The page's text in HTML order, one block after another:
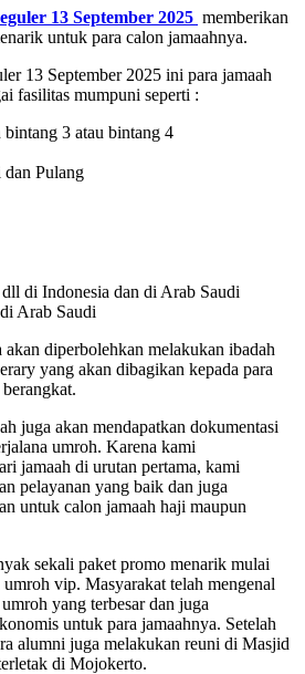
13 September 2025 memberikan
untuk para calon jamaahnya.
13 September 2025 ini para jamaah
fasilitas mumpuni seperti :
bintang 3 atau bintang 4
dan Pulang
di Indonesia dan di Arab Saudi
Arab Saudi
akan diperbolehkan melakukan ibadah
yang akan dibagikan kepada para
juga akan mendapatkan dokumentasi
umroh. Karena kami
jamaah di urutan pertama, kami
pelayanan yang baik dan juga
untuk calon jamaah haji maupun
sekali paket promo menarik mulai
vip. Masyarakat telah mengenal
yang terbesar dan juga
untuk para jamaahnya. Setelah
alumni juga melakukan reuni di Masjid
di Mojokerto.